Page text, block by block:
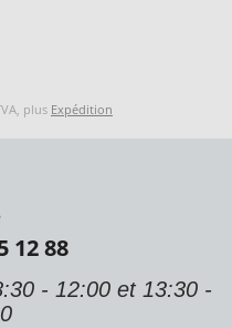
plus Expédition
12 88
- 12:00 et 13:30 -